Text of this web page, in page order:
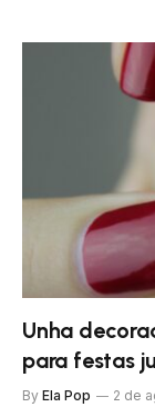
Unha
para festas
By Ela Pop 2 de